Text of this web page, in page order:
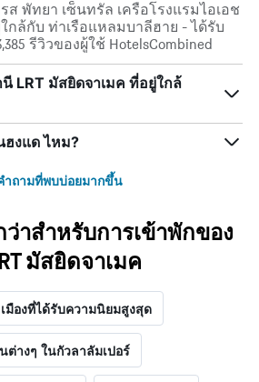
ส พัทยา เซ็นทรัล เครือโรงแรมไอเอช
กล้กับ ท่าเรือแหลมบาลีฮาย - ได้รับ
รีวิวของผู้ใช้ HotelsCombined
LRT มัสยิดจาเมค ที่อยู่ใกล้
ฮงแด ไหม?
ำถามที่พบบ่อยมากขึ้น
าสำหรับการเข้าพักของ
มัสยิดจาเมค
เมืองที่ได้รับความนิยมสูงสุด
ต่างๆ ในกัวลาลัมเปอร์